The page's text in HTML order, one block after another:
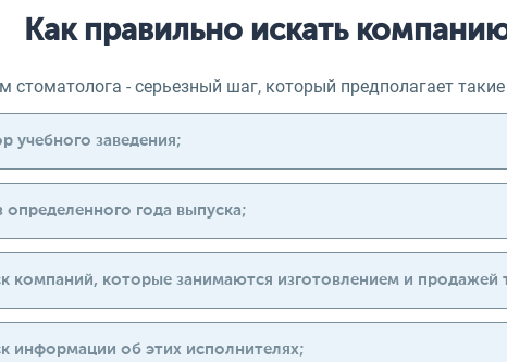
Как правильно искать
стоматолога - серьезный шаг, который предполагает
учебного заведения;
определенного года выпуска;
компаний, которые занимаются изготовлением и продажей
информации об этих исполнителях;